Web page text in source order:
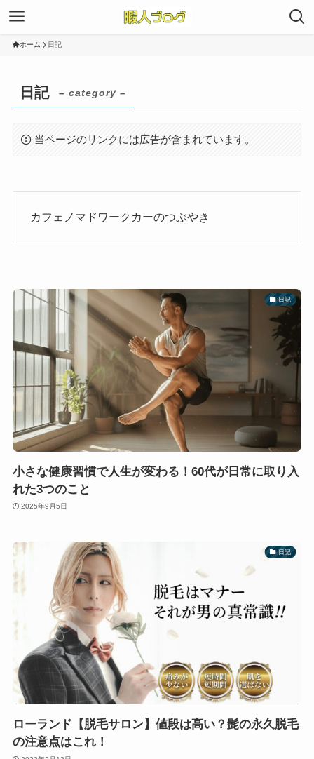
ホーム 日記
日記 – category –
当ページのリンクには広告が含まれています。
カフェノマドワークカーのつぶやき
日記
小さな健康習慣で人生が変わる！60代が日常に取り入
れた3つのこと
2025年9月5日
日記
ローランド【脱毛サロン】値段は高い？髭の永久脱毛
の注意点はこれ！